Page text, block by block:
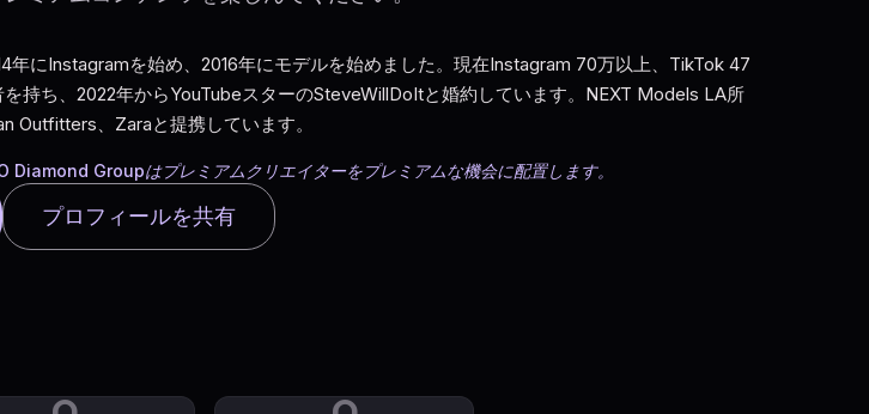
年にInstagramを始め、2016年にモデルを始めました。現在Instagram 70万以上、TikTok 47
持ち、2022年からYouTubeスターのSteveWillDoItと婚約しています。NEXT Models LA所
Outfitters、Zaraと提携しています。
Diamond Groupはプレミアムクリエイターをプレミアムな機会に配置します。
プロフィールを共有